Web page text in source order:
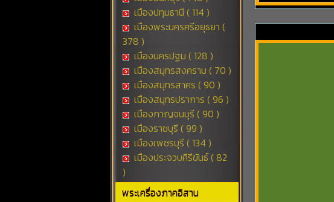
เมืองปทุมธานี ( 114 )
เมืองพระนครศรีอยุธยา (
378 )
เมืองนครปฐม ( 128 )
เมืองสมุทรสงคราม ( 70 )
เมืองสมุทรสาคร ( 90 )
เมืองสมุทรปราการ ( 96 )
เมืองกาญจนบุรี ( 90 )
เมืองราชบุรี ( 99 )
เมืองเพชรบุรี ( 134 )
เมืองประจวบคีรีขันธ์ ( 82
)
พระเครื่องภาคอิสาน